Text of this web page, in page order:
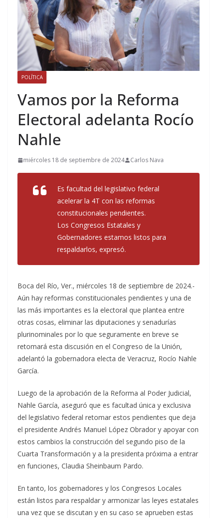
POLÍTICA
Vamos por la Reforma
Electoral adelanta Rocío
Nahle
miércoles 18 de septiembre de 2024 Carlos Nava
Es facultad del legislativo federal
acelerar la 4T con las reformas
constitucionales pendientes.
Los Congresos Estatales y
Gobernadores estamos listos para
respaldarlos, expresó.
Boca del Río, Ver., miércoles 18 de septiembre de 2024.-
Aún hay reformas constitucionales pendientes y una de
las más importantes es la electoral que plantea entre
otras cosas, eliminar las diputaciones y senadurías
plurinominales por lo que seguramente en breve se
retomará esta discusión en el Congreso de la Unión,
adelantó la gobernadora electa de Veracruz, Rocío Nahle
García.
Luego de la aprobación de la Reforma al Poder Judicial,
Nahle García, aseguró que es facultad única y exclusiva
del legislativo federal retomar estos pendientes que deja
el presidente Andrés Manuel López Obrador y apoyar con
estos cambios la construcción del segundo piso de la
Cuarta Transformación y a la presidenta próxima a entrar
en funciones, Claudia Sheinbaum Pardo.
En tanto, los gobernadores y los Congresos Locales
están listos para respaldar y armonizar las leyes estatales
una vez que se discutan y en su caso se aprueben estas